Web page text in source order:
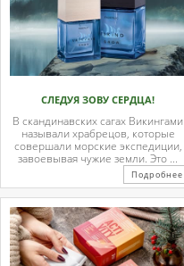
СЛЕДУЯ ЗОВУ СЕРДЦА!
В скандинавских сагах Викингами
называли храбрецов, которые
совершали морские экспедиции,
завоевывая чужие земли. Это ...
Подробнее